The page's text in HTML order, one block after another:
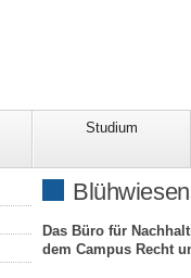
Studium
Das Büro für
dem Campus Recht